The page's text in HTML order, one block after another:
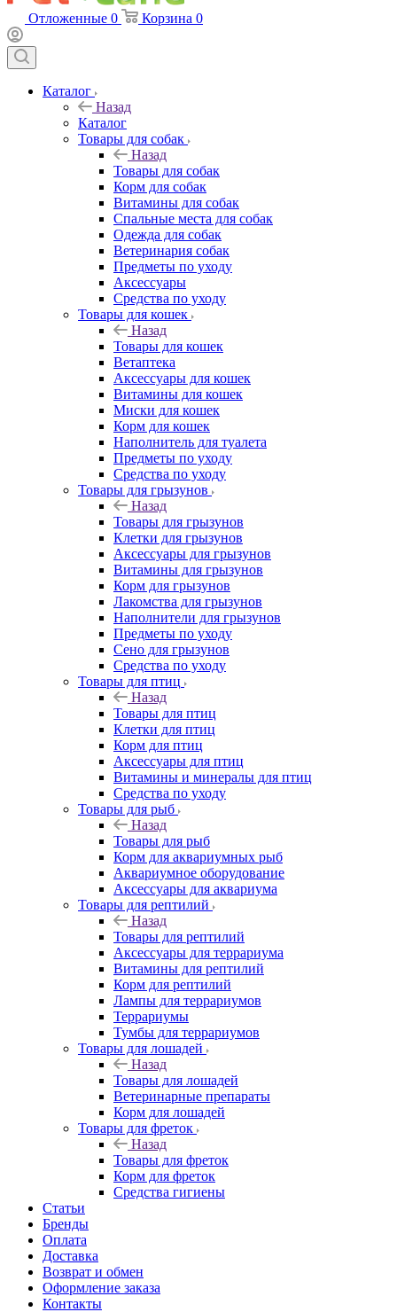
Отложенные 0 Корзина 0
Каталог
Назад
Каталог
Товары для собак
Назад
Товары для собак
Корм для собак
Витамины для собак
Спальные места для собак
Одежда для собак
Ветеринария собак
Предметы по уходу
Аксессуары
Средства по уходу
Товары для кошек
Назад
Товары для кошек
Ветаптека
Аксессуары для кошек
Витамины для кошек
Миски для кошек
Корм для кошек
Наполнитель для туалета
Предметы по уходу
Средства по уходу
Товары для грызунов
Назад
Товары для грызунов
Клетки для грызунов
Аксессуары для грызунов
Витамины для грызунов
Корм для грызунов
Лакомства для грызунов
Наполнители для грызунов
Предметы по уходу
Сено для грызунов
Средства по уходу
Товары для птиц
Назад
Товары для птиц
Клетки для птиц
Корм для птиц
Аксессуары для птиц
Витамины и минералы для птиц
Средства по уходу
Товары для рыб
Назад
Товары для рыб
Корм для аквариумных рыб
Аквариумное оборудование
Аксессуары для аквариума
Товары для рептилий
Назад
Товары для рептилий
Аксессуары для террариума
Витамины для рептилий
Корм для рептилий
Лампы для террариумов
Террариумы
Тумбы для террариумов
Товары для лошадей
Назад
Товары для лошадей
Ветеринарные препараты
Корм для лошадей
Товары для фреток
Назад
Товары для фреток
Корм для фреток
Средства гигиены
Статьи
Бренды
Оплата
Доставка
Возврат и обмен
Оформление заказа
Контакты